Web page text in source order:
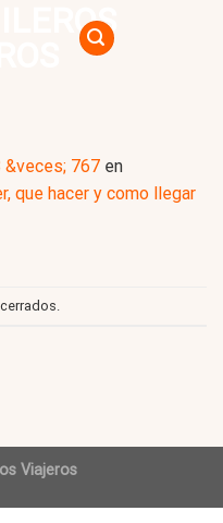
&veces; 767 en
que hacer y como llegar
Viajeros